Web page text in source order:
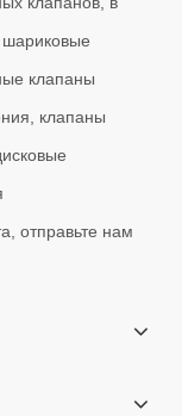
и истории успеха
клапаны
клапаны
отправьте нам